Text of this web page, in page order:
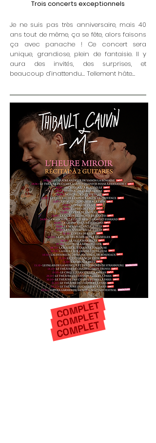
Trois concerts exceptionnels
Je ne suis pas très anniversaire, mais 40
ans tout de même, ça se fête, alors faisons
ça avec panache ! Ce concert sera
unique, grandiose, plein de fantaisie. Il y
aura des invités, des surprises, et
beaucoup d’inattendu… Tellement hâte…
COMPLET
COMPLET
COMPLET